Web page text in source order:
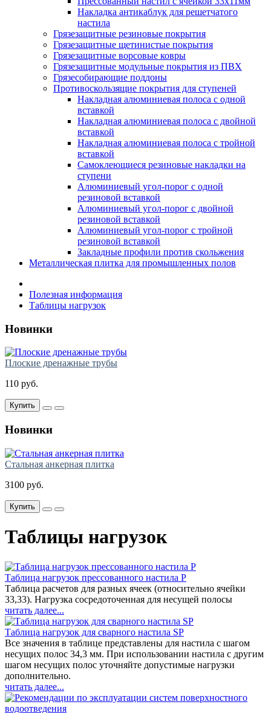
Накладка антикаблук для решетчатого
настила
Грязезащитные резиновые покрытия
Грязезащитные щетинистые покрытия
Грязезащитные ворсовые ковры
Грязезащитные модульные покрытия из ПВХ
Грязесобирающие поддоны
Противоскользящие покрытия для ступеней
Накладная алюминиевая полоса с одной
вставкой
Накладная алюминиевая полоса с двойной
вставкой
Накладная алюминиевая полоса с тройной
вставкой
Самоклеющиеся резиновые накладки на
ступени
Алюминиевый угол-порог с одной
резиновой вставкой
Алюминиевый угол-порог с двойной
резиновой вставкой
Алюминиевый угол-порог с тройной
резиновой вставкой
Закладные профили против скольжения
Металлическая плитка для промышленных полов
Полезная информация
Таблицы нагрузок
Новинки
Плоские дренажные трубы
110 руб.
Купить
Новинки
Стальная анкерная плитка
3100 руб.
Купить
Таблицы нагрузок
Таблица нагрузок прессованного настила Р
Таблица расчетов для разных ячеек (относительно ячейки
33,33). Нагрузка сосредоточенная для несущей полосы
читать далее...
Таблица нагрузок для сварного настила SP
Все значения в таблице представлены для настила с шагом
несущих полос 34,3 мм. При использовании настила с другим
шагом несущих полос уточняйте допустимые нагрузки
дополнительно.
читать далее...